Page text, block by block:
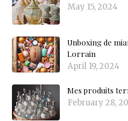
May 15, 2024
Unboxing de
Lorrain
April 19, 2024
Mes produits
February 28,